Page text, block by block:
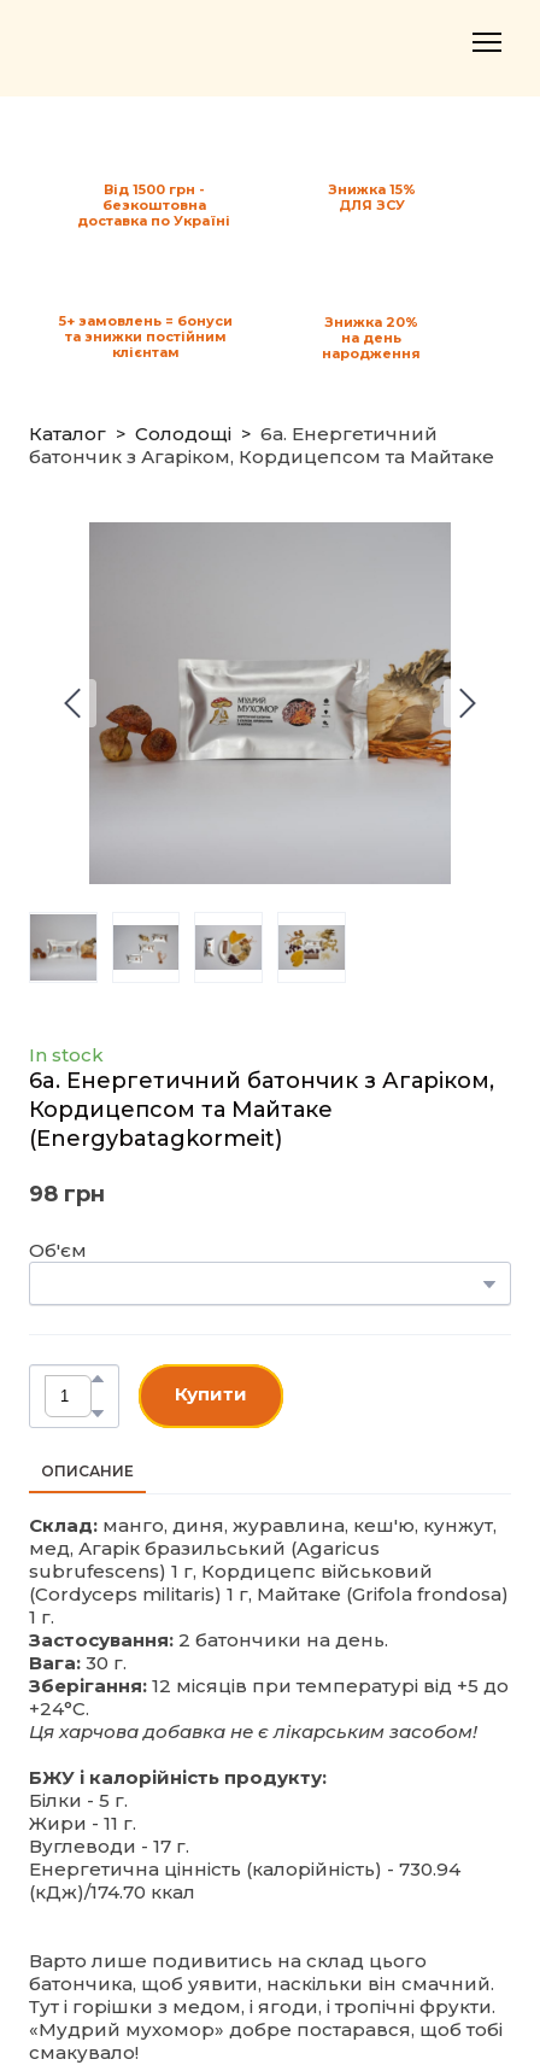
Знижка 15%
ДЛЯ ЗСУ
Від 1500 грн -
безкоштовна
доставка по Україні
5+ замовлень = бонуси
та знижки постійним
клієнтам
Знижка 20%
на день
народження
Каталог Солодощі
6a. Енергетичний
батончик з Агаріком, Кордицепсом та Майтаке
In stock
6a. Енергетичний батончик з Агаріком,
Кордицепсом та Майтаке
(Energybatagkormeit)
98 грн
Об'єм
Купити
ОПИСАНИЕ
Склад: манго, диня, журавлина, кеш'ю, кунжут,
мед, Агарік бразильський (Agaricus
subrufescens) 1 г, Кордицепс військовий
(Cordyceps militaris) 1 г, Майтаке (Grifola frondosa)
1 г.
Застосування: 2 батончики на день.
Вага: 30 г.
Зберігання: 12 місяців при температурі від +5 до
+24°C.
Ця харчова добавка не є лікарським засобом!
БЖУ і калорійність продукту:
Білки - 5 г.
Жири - 11 г.
Вуглеводи - 17 г.
Енергетична цінність (калорійність) - 730.94
(кДж)/174.70 ккал
Варто лише подивитись на склад цього
батончика, щоб уявити, наскільки він смачний.
Тут і горішки з медом, і ягоди, і тропічні фрукти.
«Мудрий мухомор» добре постарався, щоб тобі
смакувало!